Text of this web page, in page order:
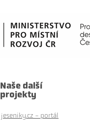
Naše další
projekty
jeseniky.cz - portál